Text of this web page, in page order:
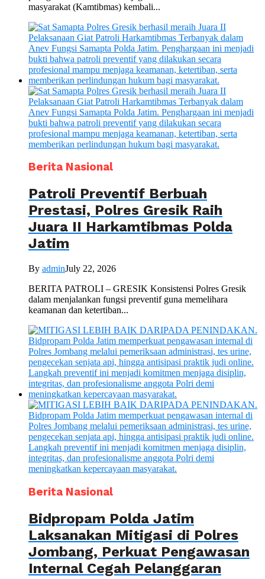
masyarakat (Kamtibmas) kembali...
Berita Nasional
Patroli Preventif Berbuah
Prestasi, Polres Gresik Raih
Juara II Harkamtibmas Polda
Jatim
By adminJuly 22, 2026
BERITA PATROLI – GRESIK Konsistensi Polres Gresik
dalam menjalankan fungsi preventif guna memelihara
keamanan dan ketertiban...
Berita Nasional
Bidpropam Polda Jatim
Laksanakan Mitigasi di Polres
Jombang, Perkuat Pengawasan
Internal Cegah Pelanggaran